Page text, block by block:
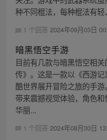
种不同棍法，每种棍法有轻
1 个回答 2024年09月03日
暗黑悟空手游
目前有几款与暗黑悟空相
传》。这是一款以《西游
酷世界展开冒险之旅的手游
带来震撼视觉体验，角色
华丽...
1 个回答 2024年08月30日